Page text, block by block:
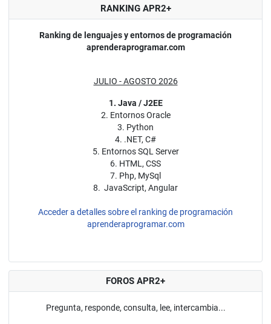
RANKING APR2+
Ranking de lenguajes y entornos de programación
aprenderaprogramar.com
JULIO - AGOSTO 2026
1. Java / J2EE
2. Entornos Oracle
3. Python
4. .NET, C#
5. Entornos SQL Server
6. HTML, CSS
7. Php, MySql
8. JavaScript, Angular
Acceder a detalles sobre el ranking de programación
aprenderaprogramar.com
FOROS APR2+
Pregunta, responde, consulta, lee, intercambia...